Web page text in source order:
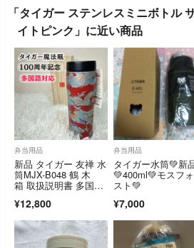
「タイガー ステンレスミニボトル
イトピンク」に近い商品
弁当用品
新品 タイガー 友禅 水
筒MJX-B048 鶴 木
箱 取扱説明書 多国語
¥12,800
弁当用品
タイガー水筒💚新
💚400ml💚モスフ
スト💚
¥7,000